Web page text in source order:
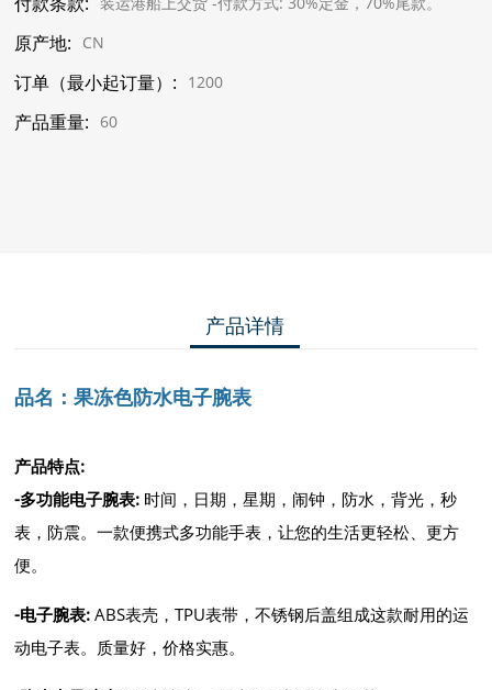
原产地: CN
订单（最小起订量）: 1200
产品重量: 60
产品详情
品名：果冻色防水电子腕表
产品特点:
-多功能电子腕表: 时间，日期，星期，闹钟，防水，背光，秒
表，防震。一款便携式多功能手表，让您的生活更轻松、更方
便。
-电子腕表: ABS表壳，TPU表带，不锈钢后盖组成这款耐用的运
动电子表。质量好，价格实惠。